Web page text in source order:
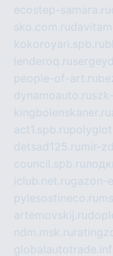
ecostep-samara.ru
sko.com.ru
kokoroyari.spb.ru
lenderoq.ru
people-of-art.ru
dynamoauto.ru
kingbolenskaner.ru
act1.spb.ru
detsad125.ru mir-
council.spb.ru
iclub.net.rugazon-
pylesostineco.ru
artemovskij.ru
ndm.msk.ru